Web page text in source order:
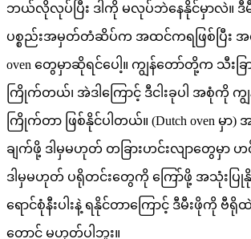
ဘယ်လိုလုပ်ပြီး ဒါကို မလုပ်ဘဲနေနိုင်မှာလဲ။ ဒီမီ
ပစ္စည်းအမှတ်တံဆိပ်က အထင်ကရဖြစ်ပြီး အထူ
oven တွေမှာဆိုရင်ပေါ့။ ကျွန်တော်တို့က သီးခ
ကြိုက်တယ်၊ အဲဒါကြောင့် ဒီငါးခုပါ အစုံကို က
ကြိုက်တာ ဖြစ်နိုင်ပါတယ်။ (Dutch oven မှ
ချက်ဖို့ ဒါမှမဟုတ် တခြားဟင်းလျာတွေမှာ
ဒါမှမဟုတ် ပရိုတင်းတွေကို ကြော်ဖို့ အသုံးပ
ရောင်စုံနီးပါးနဲ့ ရနိုင်တာကြောင့် ဒီမီးဖိုကို ဗီရို
တောင် မဟုတ်ပါဘူး။